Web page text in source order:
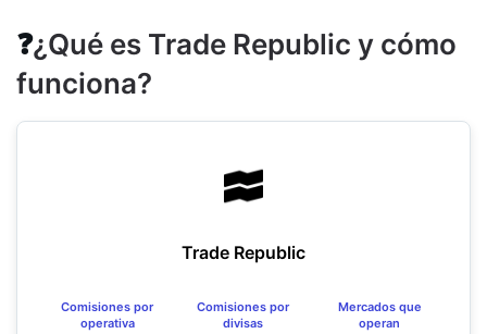
❓¿Qué es Trade Republic y cómo
funciona?
Trade Republic
Comisiones por
operativa
Comisiones por
divisas
Mercados que
operan